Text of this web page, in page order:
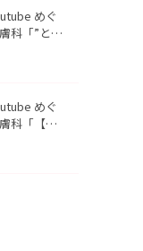
。
めぐ
科「”とお
気で答え
めぐ
科「【ヒ
注入を美